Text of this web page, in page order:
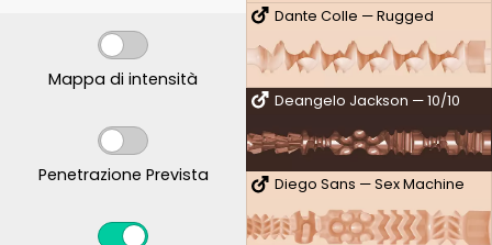
Dante Colle — Rugged
Deangelo Jackson — 10/10
Diego Sans — Sex Machine
Mappa di intensità
Penetrazione Prevista